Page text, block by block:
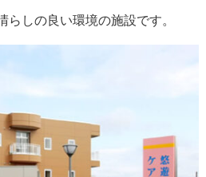
らしの良い環境の施設です。